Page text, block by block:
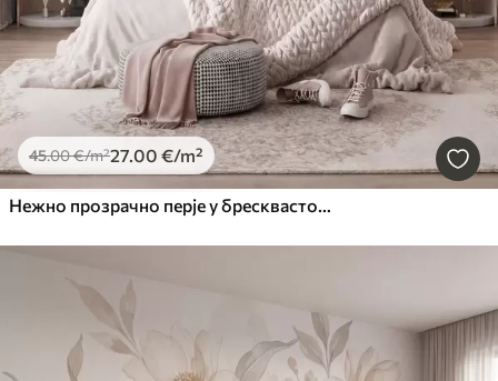
45.00€/m²27.00 €/m²
Нежно прозрачно перје у бресквасто-ружичастој измаглици са сјајем